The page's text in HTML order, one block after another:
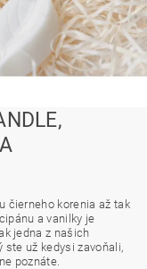
čierneho korenia až tak
a vanilky je
jedna z našich
už kedysi zavoňali,
poznáte.